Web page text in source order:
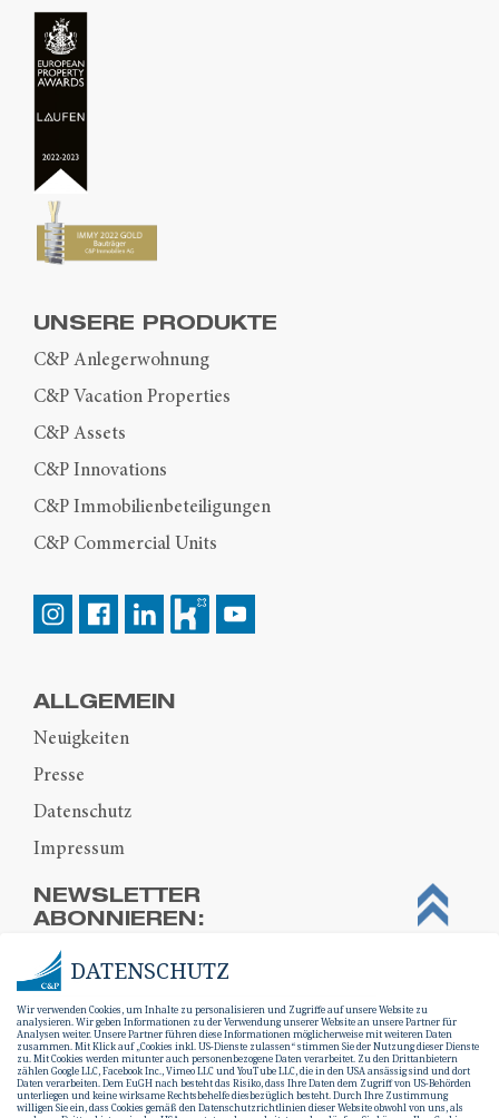
UNSERE PRODUKTE
C&P Anlegerwohnung
C&P Vacation Properties
C&P Assets
C&P Innovations
C&P Immobilienbeteiligungen
C&P Commercial Units
ALLGEMEIN
Neuigkeiten
Presse
Datenschutz
Impressum
NEWSLETTER
ABONNIEREN:
DATENSCHUTZ
Wir verwenden Cookies, um Inhalte zu personalisieren und Zugriffe auf unsere Website zu
analysieren. Wir geben Informationen zu der Verwendung unserer Website an unsere Partner für
Analysen weiter. Unsere Partner führen diese Informationen möglicherweise mit weiteren Daten
zusammen. Mit Klick auf „Cookies inkl. US-Dienste zulassen“ stimmen Sie der Nutzung dieser Dienste
zu. Mit Cookies werden mitunter auch personenbezogene Daten verarbeitet. Zu den Drittanbietern
zählen Google LLC, Facebook Inc., Vimeo LLC und YouTube LLC, die in den USA ansässig sind und dort
Daten verarbeiten. Dem EuGH nach besteht das Risiko, dass Ihre Daten dem Zugriff von US-Behörden
unterliegen und keine wirksame Rechtsbehelfe diesbezüglich besteht. Durch Ihre Zustimmung
willigen Sie ein, dass Cookies gemäß den Datenschutzrichtlinien dieser Website obwohl von uns, als